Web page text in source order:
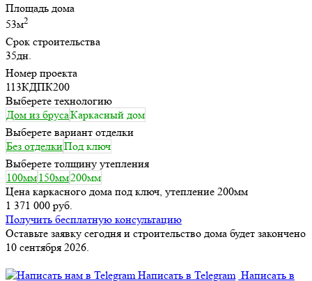
Площадь дома
53м2
Срок строительства
35дн.
Номер проекта
113КДПК200
Выберете технологию
Дом из брусаКаркасный дом
Выберете вариант отделки
Без отделкиПод ключ
Выберете толщину утепления
100мм 150мм200мм
Цена каркасного дома под ключ, утепление 200мм
1 371 000 руб.
Получить бесплатную консультацию
Оставьте заявку сегодня и строительство дома будет закончено
10 сентября 2026.
Написать в Telegram Написать в